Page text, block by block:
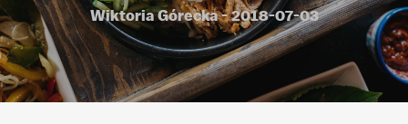
Wiktoria Górecka - 2018-07-03